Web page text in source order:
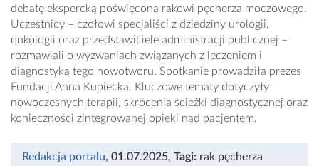
debatę ekspercką poświęconą rakowi pęcherza moczowego.
Uczestnicy – czołowi specjaliści z dziedziny urologii,
onkologii oraz przedstawiciele administracji publicznej –
rozmawiali o wyzwaniach związanych z leczeniem i
diagnostyką tego nowotworu. Spotkanie prowadziła prezes
Fundacji Anna Kupiecka. Kluczowe tematy dotyczyły
nowoczesnych terapii, skrócenia ścieżki diagnostycznej oraz
konieczności zintegrowanej opieki nad pacjentem.
Redakcja portalu, 01.07.2025, Tagi: rak pęcherza